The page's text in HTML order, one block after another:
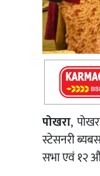
पोखरा,
स्टेसनरी
सभा एवं १२ औं